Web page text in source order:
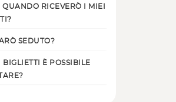
QUANDO RICEVERÒ I MIEI
SEDUTO?
BIGLIETTI È POSSIBILE